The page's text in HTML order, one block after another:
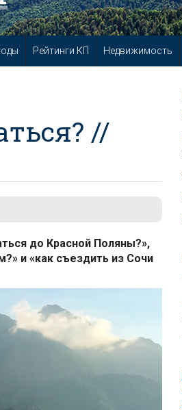
Рейтинги КП Недвижимость
//
до Красной Поляны?»,
и «как съездить из Сочи